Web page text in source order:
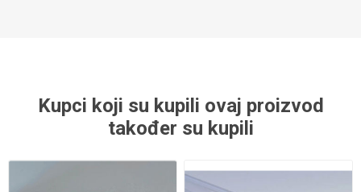
Kupci koji su kupili ovaj proizvod
također su kupili